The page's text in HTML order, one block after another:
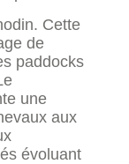
Cette
de
paddocks
une
aux
évoluant